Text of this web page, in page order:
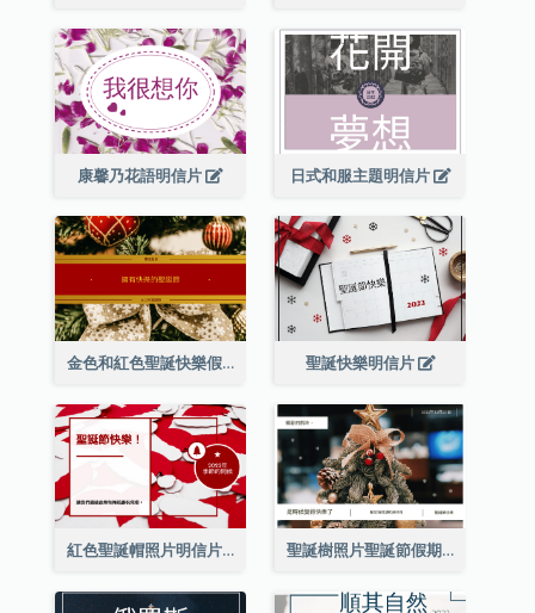
康馨乃花語明信片 日式和服主題明信片
金色和紅色聖誕快樂假期明信片 聖誕快樂明信片
紅色聖誕帽照片明信片 聖誕樹照片聖誕節假期明信片